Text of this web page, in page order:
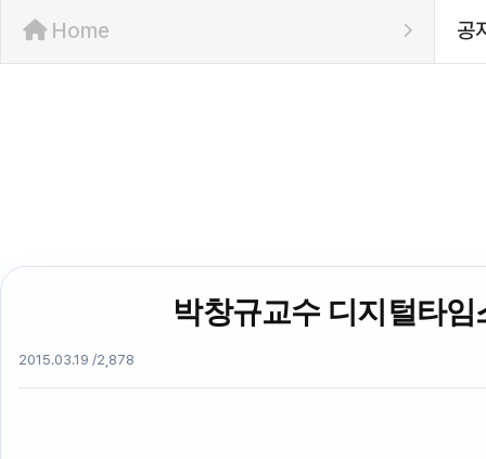
Home 공
박창규교수 디지털타
2015.03.19 /2,878